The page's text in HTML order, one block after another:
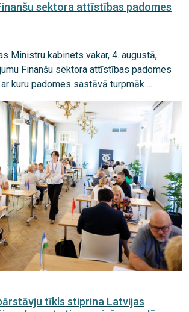
sektora attīstības padomes
Ministru kabinets vakar, 4. augustā,
Finanšu sektora attīstības padomes
kuru padomes sastāvā turpmāk ...
tīkls stiprina Latvijas